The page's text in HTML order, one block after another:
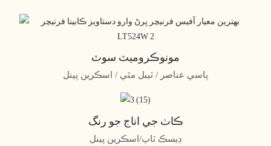
مونوڪروميٽ سوٽ
پاسي عناصر / ٽيبل مٿي / اسڪرين پينل
ڪاٺ جي اناج جو رنگ
ڊيسڪ ٽاپ/اسڪرين پينل